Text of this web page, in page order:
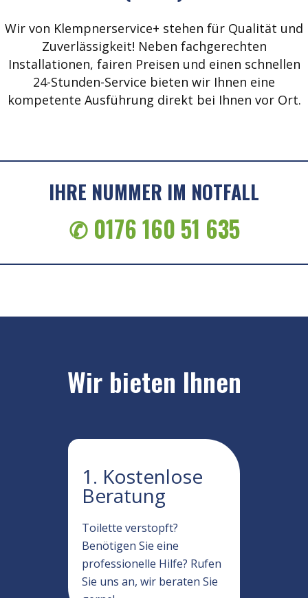
Wir von Klempnerservice+ stehen für Qualität und
Zuverlässigkeit! Neben fachgerechten
Installationen, fairen Preisen und einen schnellen
24-Stunden-Service bieten wir Ihnen eine
kompetente Ausführung direkt bei Ihnen vor Ort.
IHRE NUMMER IM NOTFALL
✆ 0176 160 51 635
Wir bieten Ihnen
1. Kostenlose
Beratung
Toilette verstopft?
Benötigen Sie eine
professionelle Hilfe? Rufen
Sie uns an, wir beraten Sie